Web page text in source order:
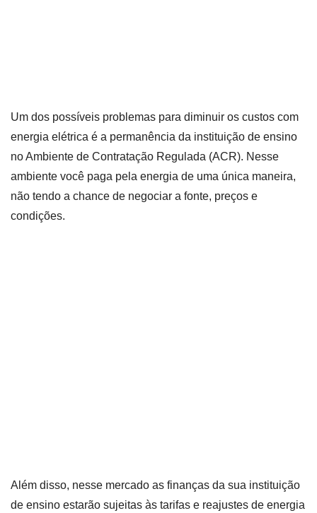
Um dos possíveis problemas para diminuir os custos com
energia elétrica é a permanência da instituição de ensino
no Ambiente de Contratação Regulada (ACR). Nesse
ambiente você paga pela energia de uma única maneira,
não tendo a chance de negociar a fonte, preços e
condições.
Além disso, nesse mercado as finanças da sua instituição
de ensino estarão sujeitas às tarifas e reajustes de energia